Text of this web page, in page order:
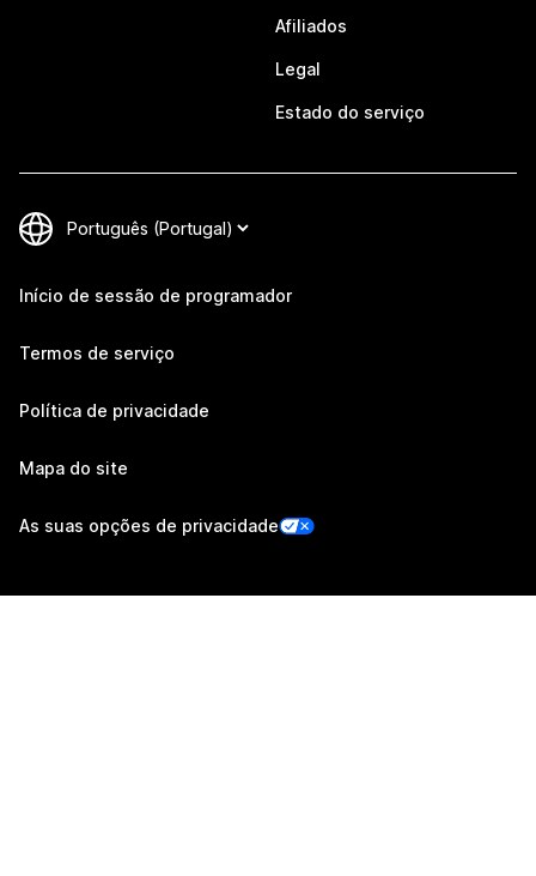
Afiliados
Legal
Estado do serviço
Início de sessão de programador
Termos de serviço
Política de privacidade
Mapa do site
As suas opções de privacidade